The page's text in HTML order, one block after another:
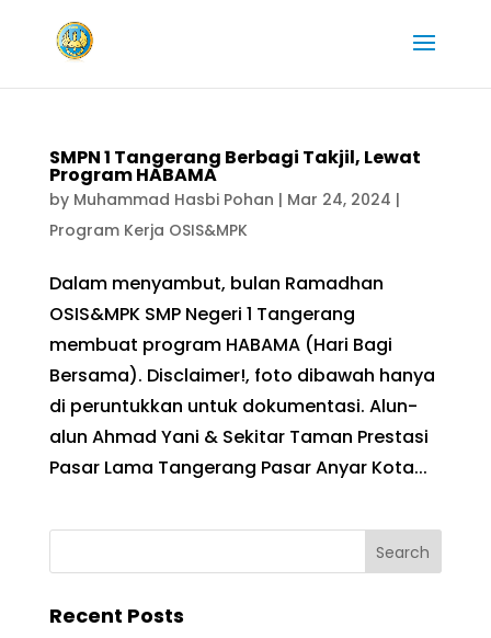
SMPN 1 Tangerang Berbagi Takjil, Lewat
Program HABAMA
by Muhammad Hasbi Pohan | Mar 24, 2024 |
Program Kerja OSIS&MPK
Dalam menyambut, bulan Ramadhan
OSIS&MPK SMP Negeri 1 Tangerang
membuat program HABAMA (Hari Bagi
Bersama). Disclaimer!, foto dibawah hanya
di peruntukkan untuk dokumentasi. Alun-
alun Ahmad Yani & Sekitar Taman Prestasi
Pasar Lama Tangerang Pasar Anyar Kota...
Recent Posts